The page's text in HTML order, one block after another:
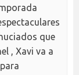
que
, Xavi va a